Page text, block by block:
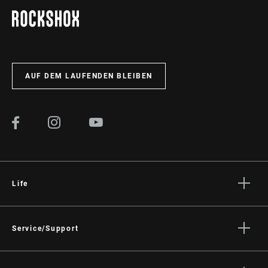
Einrichtung, Verwendung und Wartung der Komponenten
BESUCHEN SIE DIE PRODUKTSERVICE-SEITE
AUF DEM LAUFENDEN BLEIBEN
Life
Kultur
Service/Support